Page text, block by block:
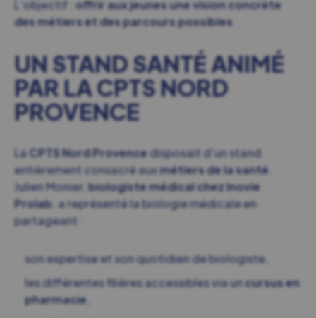
L’objectif : offrir aux jeunes une vision concrète
des métiers et des parcours possibles
UN STAND SANTÉ ANIMÉ
PAR LA CPTS NORD
PROVENCE
LaCPTS Nord Provencedisposait d’un stand
entièrement consacré auxmétiers de la santé
Julien Monier, biologiste médical chez Inovie
Prolab , a représenté la biologie médicale en
partageant :
son expertise et son quotidien de biologiste,
les différentes filières accessibles via uncursus en
pharmacie